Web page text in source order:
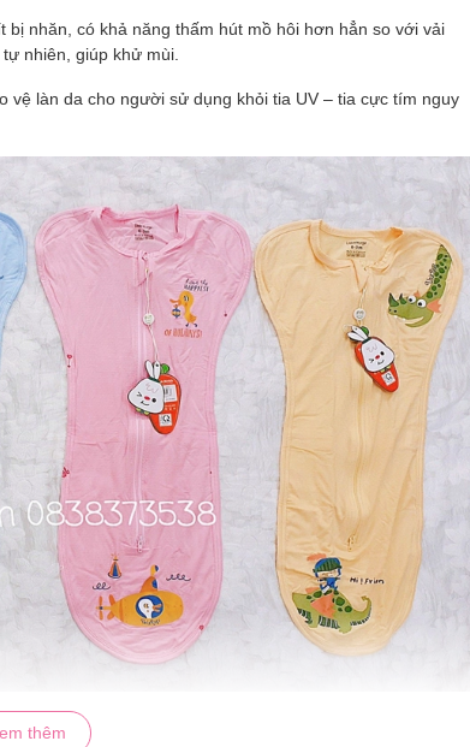
nhăn, có khả năng thấm hút mồ hôi hơn hẳn so với vải
nhiên, giúp khử mùi.
vệ làn da cho người sử dụng khỏi tia UV – tia cực tím nguy
thêm